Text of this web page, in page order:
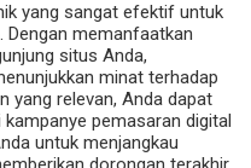
yang sangat efektif untuk
. Dengan memanfaatkan
situs Anda,
minat terhadap
yang relevan, Anda dapat
pemasaran digital
untuk menjangkau